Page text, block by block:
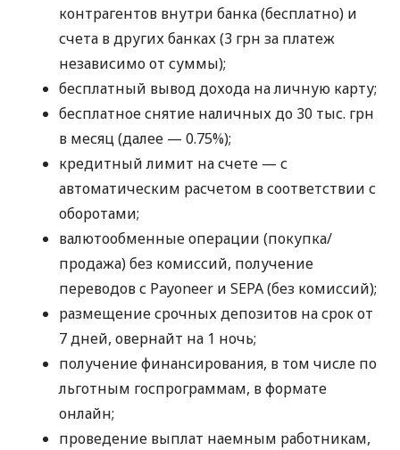
контрагентов внутри банка (бесплатно) и
счета в других банках (3 грн за платеж
независимо от суммы);
бесплатный вывод дохода на личную карту;
бесплатное снятие наличных до 30 тыс. грн
в месяц (далее — 0.75%);
кредитный лимит на счете — с
автоматическим расчетом в соответствии с
оборотами;
валютообменные операции (покупка/
продажа) без комиссий, получение
переводов с Payoneer и SEPA (без комиссий);
размещение срочных депозитов на срок от
7 дней, овернайт на 1 ночь;
получение финансирования, в том числе по
льготным госпрограммам, в формате
онлайн;
проведение выплат наемным работникам,